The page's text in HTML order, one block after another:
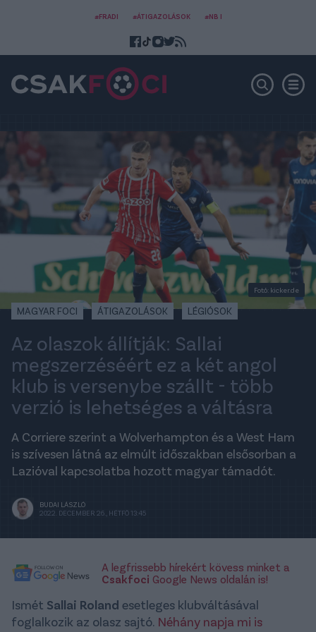
#FRADI #ÁTIGAZOLÁSOK #NB I
Fotó: kicker.de
MAGYAR FOCI ÁTIGAZOLÁSOK LÉGIÓSOK
Az olaszok állítják: Sallai
megszerzéséért ez a két angol
klub is versenybe szállt - több
verzió is lehetséges a váltásra
A Corriere szerint a Wolverhampton és a West Ham
is szívesen látná az elmúlt időszakban elsősorban a
Lazióval kapcsolatba hozott magyar támadót.
BUDAI LÁSZLÓ
2022. DECEMBER 26., HÉTFŐ 13:45
A legfrissebb hírekért kövess minket a
Csakfoci Google News oldalán is!
Ismét Sallai Roland esetleges klubváltásával
foglalkozik az olasz sajtó. Néhány napja mi is